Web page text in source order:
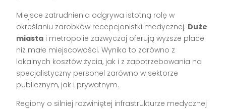
Miejsce zatrudnienia odgrywa istotną rolę w
określaniu zarobków recepcjonistki medycznej. Duże
miasta i metropolie zazwyczaj oferują wyższe płace
niż małe miejscowości. Wynika to zarówno z
lokalnych kosztów życia, jak i z zapotrzebowania na
specjalistyczny personel zarówno w sektorze
publicznym, jak i prywatnym.
Regiony o silniej rozwiniętej infrastrukturze medycznej